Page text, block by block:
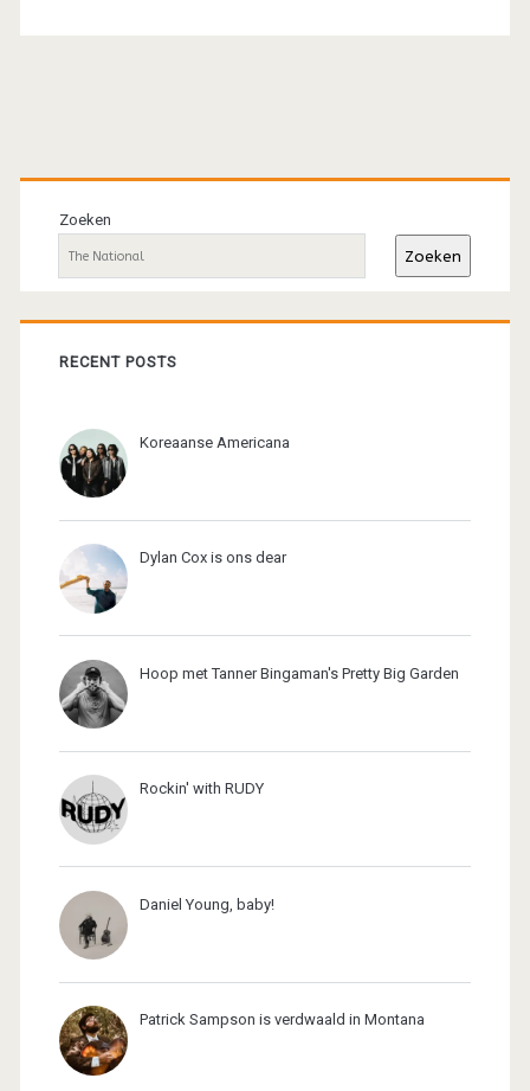
Primaire
sidebar
Zoeken
Zoeken
RECENT POSTS
Koreaanse Americana
Dylan Cox is ons dear
Hoop met Tanner Bingaman's Pretty Big Garden
Rockin' with RUDY
Daniel Young, baby!
Patrick Sampson is verdwaald in Montana